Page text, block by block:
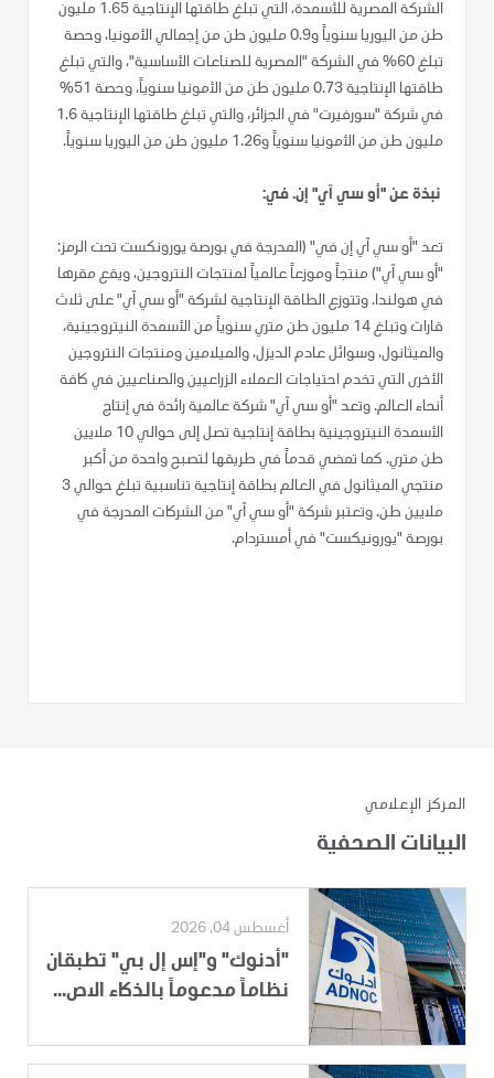
الشركة المصرية للأسمدة، التي تبلغ طاقتها الإنتاجية 1.65 مليون
طن من اليوريا سنوياً و0.9 مليون طن من إجمالي الأمونيا، وحصة
تبلغ 60% في الشركة "المصرية للصناعات الأساسية"، والتي تبلغ
طاقتها الإنتاجية 0.73 مليون طن من الأمونيا سنوياً، وحصة 51%
في شركة "سورفيرت" في الجزائر، والتي تبلغ طاقتها الإنتاجية 1.6
مليون طن من الأمونيا سنوياً و1.26 مليون طن من اليوريا سنوياً.
نبذة عن "أو سي آي" إن. في:
تعد "أو سي آي إن في" (المدرجة في بورصة يورونكست تحت الرمز:
"أو سي آي") منتجاً وموزعاً عالمياً لمنتجات النتروجين، ويقع مقرها
في هولندا. وتتوزع الطاقة الإنتاجية لشركة "أو سي آي" على ثلاث
قارات وتبلغ 14 مليون طن متري سنوياً من الأسمدة النيتروجينية،
والميثانول، وسوائل عادم الديزل، والميلامين ومنتجات النتروجين
الأخرى التي تخدم احتياجات العملاء الزراعيين والصناعيين في كافة
أنحاء العالم. وتعد "أو سي آي" شركة عالمية رائدة في إنتاج
الأسمدة النيتروجينية بطاقة إنتاجية تصل إلى حوالي 10 ملايين
طن متري. كما تمضي قدماً في طريقها لتصبح واحدة من أكبر
منتجي الميثانول في العالم بطاقة إنتاجية تناسبية تبلغ حوالي 3
ملايين طن. وتعتبر شركة "أو سي آي" من الشركات المدرجة في
بورصة "يورونيكست" في أمستردام.
المركز الإعلامي
البيانات الصحفية
أغسطس 04, 2026
"أدنوك" و"إس إل بي" تطبقان
نظاماً مدعوماً بالذكاء الاص...